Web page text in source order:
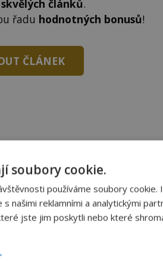
skvělých článků.
řadu hodnotných bonusů!
ČLÁNEK
zasláním jediné SMS.
okénka a kliknutím na
903 33 20.
soubory cookie.
používáme soubory cookie.
našimi reklamními a analytickými
jste jim poskytli nebo které